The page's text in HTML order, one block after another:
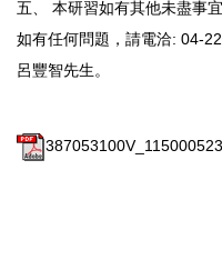
五、 本研習如有其他未盡事
如有任何問題，請電洽: 04-
呂豐智先生。